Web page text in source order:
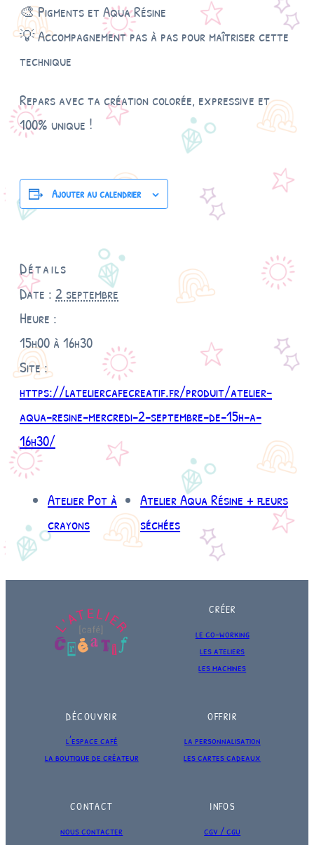
🎨 Pigments et Aqua Résine
💡 Accompagnement pas à pas pour maîtriser cette
technique
Repars avec ta création colorée, expressive et
100% unique !
Ajouter au calendrier
Détails
Date : 2 septembre
Heure :
15h00 à 16h30
Site :
https://lateliercafecreatif.fr/produit/atelier-
aqua-resine-mercredi-2-septembre-de-15h-a-
16h30/
Atelier Pot à
crayons
Atelier Aqua Résine + fleurs
séchées
CRÉER
le co-working
les ateliers
les machines
DÉCOUVRIR
l’espace café
la boutique de créateur
OFFRIR
la personnalisation
les cartes cadeaux
CONTACT
nous contacter
INFOS
cgv / cgu